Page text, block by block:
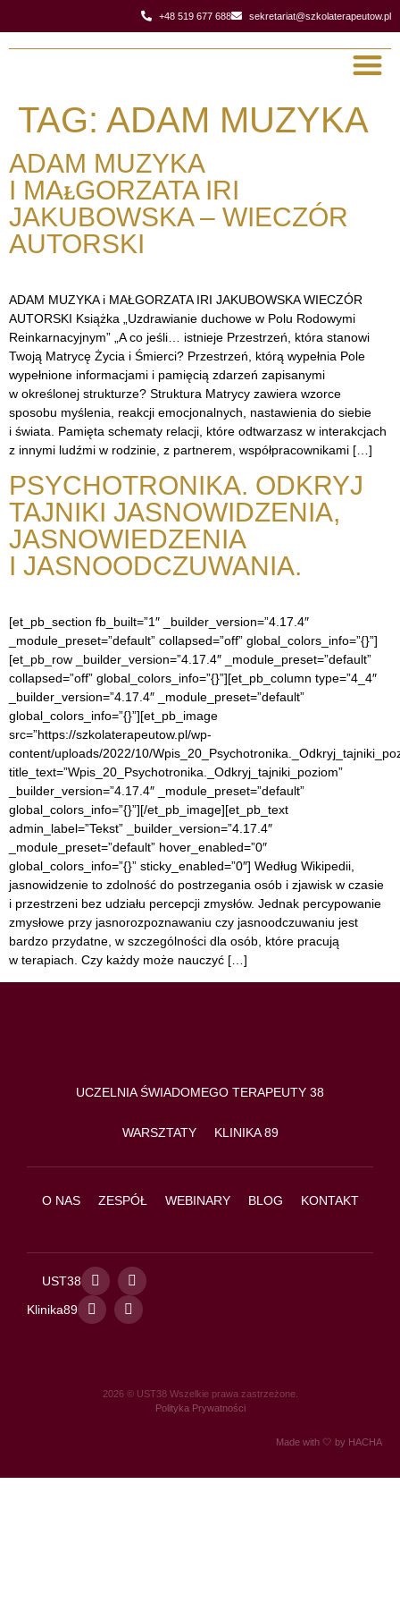
+48 519 677 688 sekretariat@szkolaterapeutow.pl
TAG: ADAM MUZYKA
ADAM MUZYKA
I MAŁGORZATA IRI
JAKUBOWSKA – WIECZÓR
AUTORSKI
ADAM MUZYKA i MAŁGORZATA IRI JAKUBOWSKA WIECZÓR
AUTORSKI Książka „Uzdrawianie duchowe w Polu Rodowymi
Reinkarnacyjnym” „A co jeśli… istnieje Przestrzeń, która stanowi
Twoją Matrycę Życia i Śmierci? Przestrzeń, którą wypełnia Pole
wypełnione informacjami i pamięcią zdarzeń zapisanymi
w określonej strukturze? Struktura Matrycy zawiera wzorce
sposobu myślenia, reakcji emocjonalnych, nastawienia do siebie
i świata. Pamięta schematy relacji, które odtwarzasz w interakcjach
z innymi ludźmi w rodzinie, z partnerem, współpracownikami […]
PSYCHOTRONIKA. ODKRYJ
TAJNIKI JASNOWIDZENIA,
JASNOWIEDZENIA
I JASNOODCZUWANIA.
[et_pb_section fb_built=”1″ _builder_version=”4.17.4″
_module_preset=”default” collapsed=”off” global_colors_info=”{}”]
[et_pb_row _builder_version=”4.17.4″ _module_preset=”default”
collapsed=”off” global_colors_info=”{}”][et_pb_column type=”4_4″
_builder_version=”4.17.4″ _module_preset=”default”
global_colors_info=”{}”][et_pb_image
src=”https://szkolaterapeutow.pl/wp-
content/uploads/2022/10/
title_text=”Wpis_20_Psychotronika._Odkryj_tajniki_poziom”
_builder_version=”4.17.4″ _module_preset=”default”
global_colors_info=”{}”][/et_pb_image][et_pb_text
admin_label=”Tekst” _builder_version=”4.17.4″
_module_preset=”default” hover_enabled=”0″
global_colors_info=”{}” sticky_enabled=”0″] Według Wikipedii,
jasnowidzenie to zdolność do postrzegania osób i zjawisk w czasie
i przestrzeni bez udziału percepcji zmysłów. Jednak percypowanie
zmysłowe przy jasnorozpoznawaniu czy jasnoodczuwaniu jest
bardzo przydatne, w szczególności dla osób, które pracują
w terapiach. Czy każdy może nauczyć […]
UCZELNIA ŚWIADOMEGO TERAPEUTY 38
WARSZTATY KLINIKA 89
O NAS ZESPÓŁ WEBINARY BLOG KONTAKT
UST38
Klinika89
2026 © UST38 Wszelkie prawa zastrzeżone.
Polityka Prywatności
Made with 🤍 by HACHA